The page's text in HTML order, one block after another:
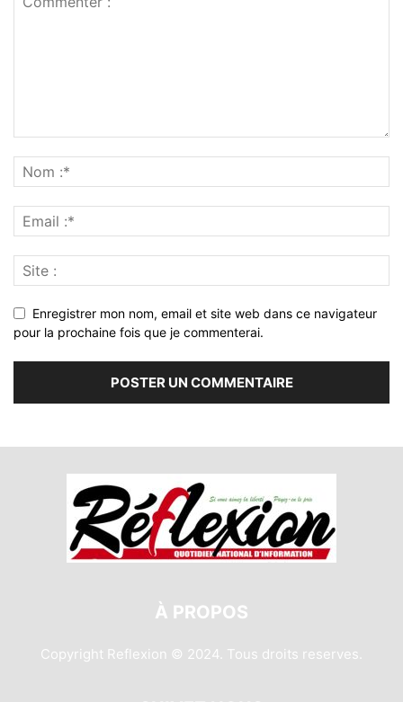
Enregistrer mon nom, email et site web dans ce navigateur
pour la prochaine fois que je commenterai.
À PROPOS
Copyright Reflexion © 2024. Tous droits reserves.